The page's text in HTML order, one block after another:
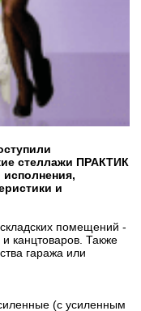
стеллажи ПРАКТИК
и
помещений -
канцтоваров. Также
гаража или
(с усиленным